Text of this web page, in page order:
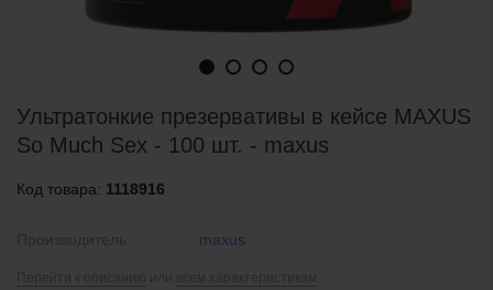
Ультратонкие презервативы в кейсе MAXUS
So Much Sex - 100 шт. - maxus
Код товара: 1118916
maxus